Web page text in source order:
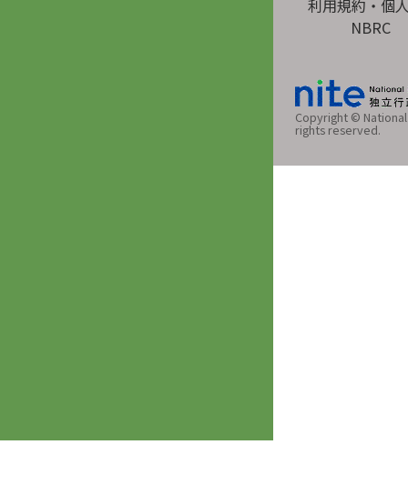
利用規約・個
NBRC
Copyright ©
rights reserved.